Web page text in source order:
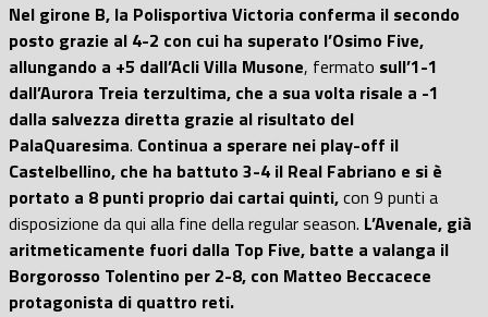
Nel girone B, la Polisportiva Victoria conferma il secondo
posto grazie al 4-2 con cui ha superato l’Osimo Five,
allungando a +5 dall’Acli Villa Musone, fermato sull’1-1
dall’Aurora Treia terzultima, che a sua volta risale a -1
dalla salvezza diretta grazie al risultato del
PalaQuaresima. Continua a sperare nei play-off il
Castelbellino, che ha battuto 3-4 il Real Fabriano e si è
portato a 8 punti proprio dai cartai quinti,con 9 punti a
disposizione da qui alla fine della regular season. L’Avenale, già
aritmeticamente fuori dalla Top Five, batte a valanga il
Borgorosso Tolentino per 2-8, con Matteo Beccacece
protagonista di quattro reti.